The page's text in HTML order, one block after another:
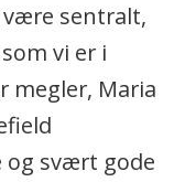
være sentralt,
vi er i
megler, Maria
og svært gode